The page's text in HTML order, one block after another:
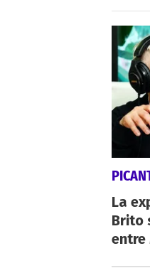
La
Brito
entre